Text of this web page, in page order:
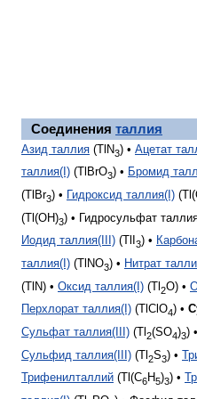
Соединения таллия
Азид таллия (TlN3) • Ацетат
таллия(I) (TlBrO3) • Бромид
(TlBr3) • Гидроксид таллия(I)
(Tl(OH)3) • Гидросульфат
Иодид таллия(III) (TlI 3) •
таллия(I) (TlNO3) • Нитрат
(TlN) • Оксид таллия(I) (Tl2O) •
Перхлорат таллия(I) (TlClO4) •
Сульфат таллия(III) (Tl 2(SO4)3) •
Сульфид таллия(III) (Tl2S3) •
Трифенилталлий (Tl(C6H5)3) •